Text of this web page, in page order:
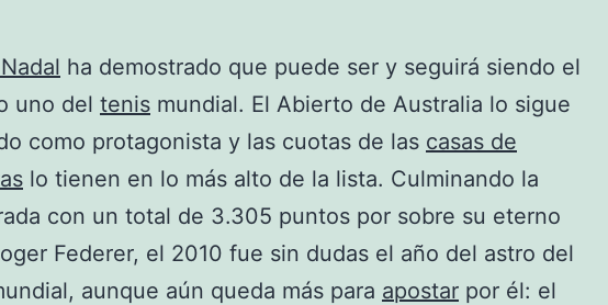
ha demostrado que puede ser y seguirá siendo el
uno del tenis mundial. El Abierto de Australia lo sigue
como protagonista y las cuotas de las casas de
lo tienen en lo más alto de la lista. Culminando la
con un total de 3.305 puntos por sobre su eterno
Federer, el 2010 fue sin dudas el año del astro del
aunque aún queda más para apostar por él: el